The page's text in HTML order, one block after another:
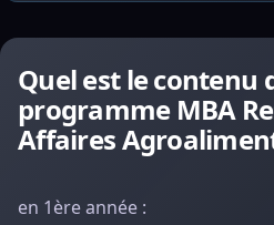
Quel est le contenu
programme MBA
Affaires
en 1ère année :